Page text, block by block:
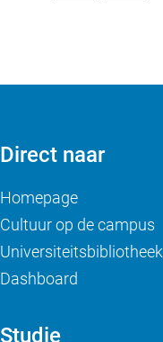
Direct naar
Homepage
Cultuur op de campus
Universiteitsbibliotheek
Dashboard
Studie